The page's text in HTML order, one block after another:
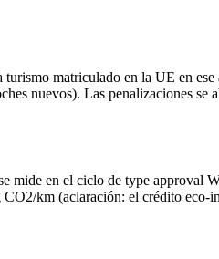
matriculado en la UE en ese
nuevos). Las penalizaciones se
mide en el ciclo de type approval
CO2/km (aclaración: el crédito eco-